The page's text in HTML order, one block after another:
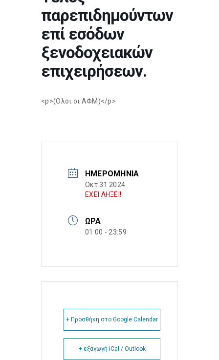
παρεπιδημούντων
επί εσόδων
ξενοδοχειακών
επιχειρήσεων.
<p>(Όλοι οι ΑΦΜ)</p>
ΗΜΕΡΟΜΗΝΊΑ
Οκτ 31 2024
ΕΧΕΙ ΛΗΞΕΙ!
ΏΡΑ
01:00 - 23:59
+ Προσθήκη στο Google Calendar
+ εξαγωγή iCal / Outlook